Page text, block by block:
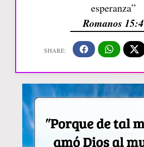
esperanza”
Romanos 15:4